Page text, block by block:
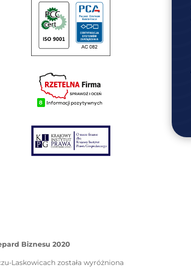
Biznesu 2020
Laskowicach została wyróżniona